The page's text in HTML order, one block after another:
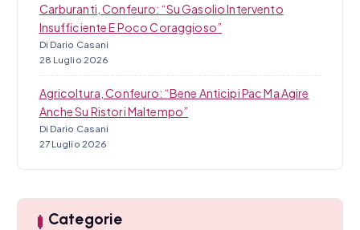
Carburanti, Confeuro: “Su Gasolio Intervento
Insufficiente E Poco Coraggioso”
Di Dario Casani
28 Luglio 2026
Agricoltura, Confeuro: “Bene Anticipi Pac Ma Agire
Anche Su Ristori Maltempo”
Di Dario Casani
27 Luglio 2026
Categorie